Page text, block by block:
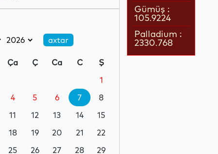
tətbiqindən imtina etməyə
çağırıb
Ərəbistanında mülki şəxslərə
07 Avqust 16:40
Almaniyanın Aİ ÜDM-dəki payı
düşüb
07 Avqust 16:23
Ça Ç Ca C
Ş
1
4 5 6 7
8
11 12 13 14
15
18 19 20 21
22
25 26 27 28
29
Gümüş :
105.9224
Palladium :
2330.768